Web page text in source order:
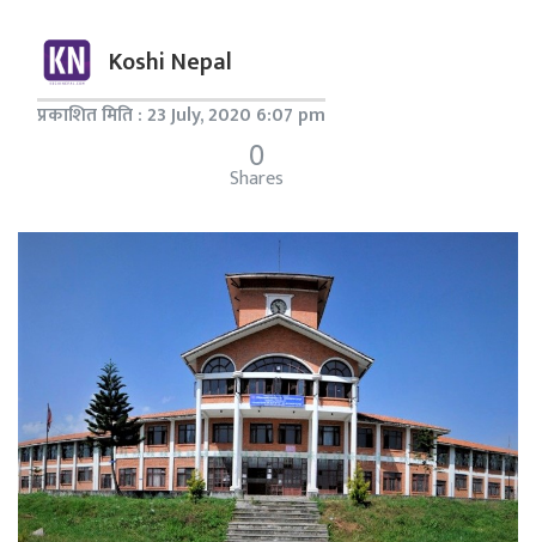
Koshi Nepal
प्रकाशित मिति : 23 July, 2020 6:07 pm
0
Shares